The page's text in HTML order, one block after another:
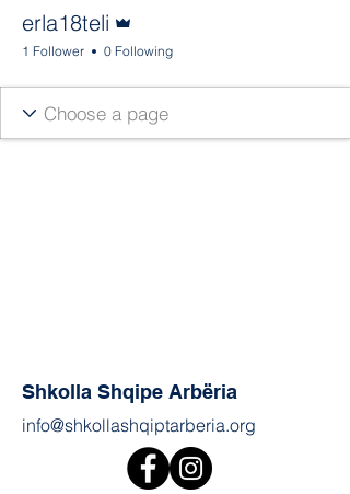
erla18teli
1 Follower 0 Following
Shkolla Shqipe Arbëria
info@shkollashqiptarberia.org